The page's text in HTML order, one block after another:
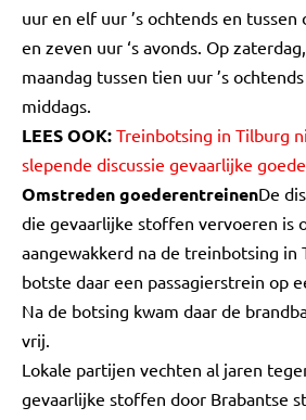
uur en elf uur ’s ochtends en tussen
en zeven uur ‘s avonds. Op
maandag tussen tien uur ’s
middags.
LEES OOK: Treinbotsing in Tilburg
slepende discussie gevaarlijke
Omstreden goederentreinenDe
die gevaarlijke stoffen vervoeren is
aangewakkerd na de treinbotsing in
botste daar een passagierstrein op
Na de botsing kwam daar de
vrij.
Lokale partijen vechten al jaren
gevaarlijke stoffen door Brabantse